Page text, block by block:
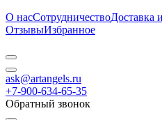
О насСотрудничествоДоставка
ОтзывыИзбранное
ask@artangels.ru
+7-900-634-65-35
Обратный звонок